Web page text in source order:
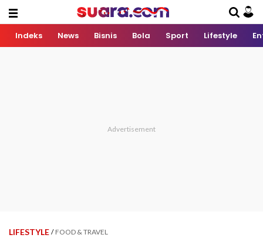
Indeks News Bisnis Bola Sport Lifestyle
LIFESTYLE / FOOD & TRAVEL